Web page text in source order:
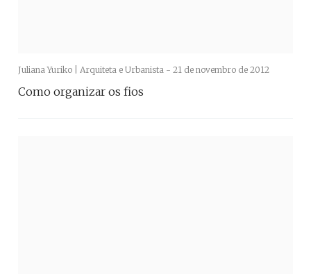
Juliana Yuriko | Arquiteta e Urbanista - 21 de novembro de 2012
Como organizar os fios